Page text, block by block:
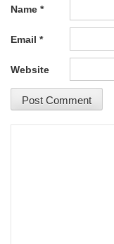
Name *
Email *
Website